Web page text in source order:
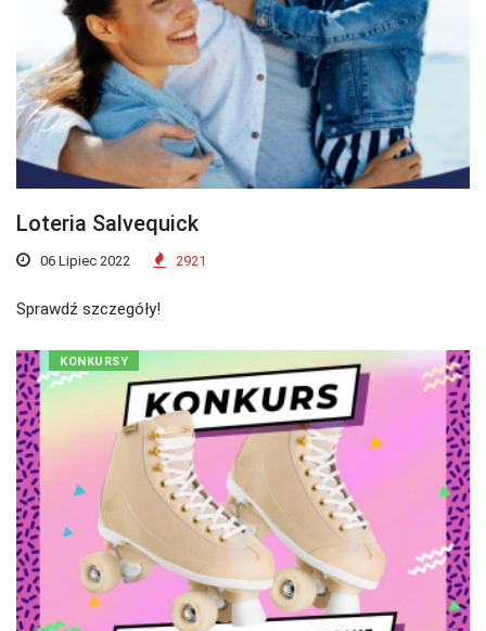
Loteria Salvequick
06 Lipiec 2022 2921
Sprawdź szczegóły!
KONKURSY